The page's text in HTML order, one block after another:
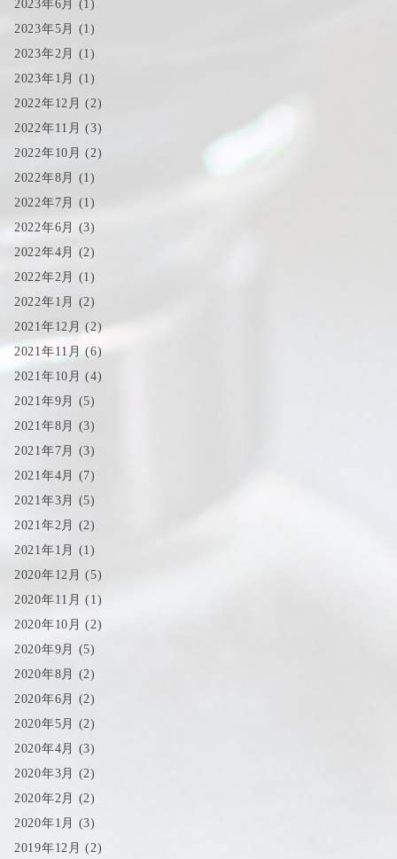
2023年6月
(1)
2023年5月 (1)
2023年2月 (1)
2023年1月 (1)
2022年12月 (2)
2022年11月 (3)
2022年10月 (2)
2022年8月 (1)
2022年7月 (1)
2022年6月 (3)
2022年4月 (2)
2022年2月 (1)
2022年1月 (2)
2021年12月 (2)
2021年11月 (6)
2021年10月 (4)
2021年9月 (5)
2021年8月 (3)
2021年7月 (3)
2021年4月 (7)
2021年3月 (5)
2021年2月 (2)
2021年1月 (1)
2020年12月 (5)
2020年11月 (1)
2020年10月 (2)
2020年9月 (5)
2020年8月 (2)
2020年6月 (2)
2020年5月 (2)
2020年4月 (3)
2020年3月 (2)
2020年2月 (2)
2020年1月 (3)
2019年12月 (2)